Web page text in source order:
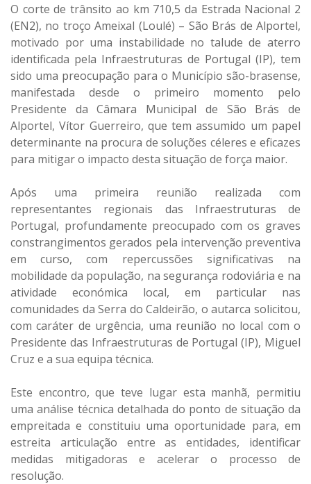
O corte de trânsito ao km 710,5 da Estrada Nacional 2
(EN2), no troço Ameixal (Loulé) – São Brás de Alportel,
motivado por uma instabilidade no talude de aterro
identificada pela Infraestruturas de Portugal (IP), tem
sido uma preocupação para o Município são-brasense,
manifestada desde o primeiro momento pelo
Presidente da Câmara Municipal de São Brás de
Alportel, Vítor Guerreiro, que tem assumido um papel
determinante na procura de soluções céleres e eficazes
para mitigar o impacto desta situação de força maior.
Após uma primeira reunião realizada com
representantes regionais das Infraestruturas de
Portugal, profundamente preocupado com os graves
constrangimentos gerados pela intervenção preventiva
em curso, com repercussões significativas na
mobilidade da população, na segurança rodoviária e na
atividade económica local, em particular nas
comunidades da Serra do Caldeirão, o autarca solicitou,
com caráter de urgência, uma reunião no local com o
Presidente das Infraestruturas de Portugal (IP), Miguel
Cruz e a sua equipa técnica.
Este encontro, que teve lugar esta manhã, permitiu
uma análise técnica detalhada do ponto de situação da
empreitada e constituiu uma oportunidade para, em
estreita articulação entre as entidades, identificar
medidas mitigadoras e acelerar o processo de
resolução.